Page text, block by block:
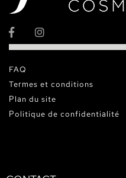
FAQ
Termes et conditions
Plan du site
Politique de confidentialité